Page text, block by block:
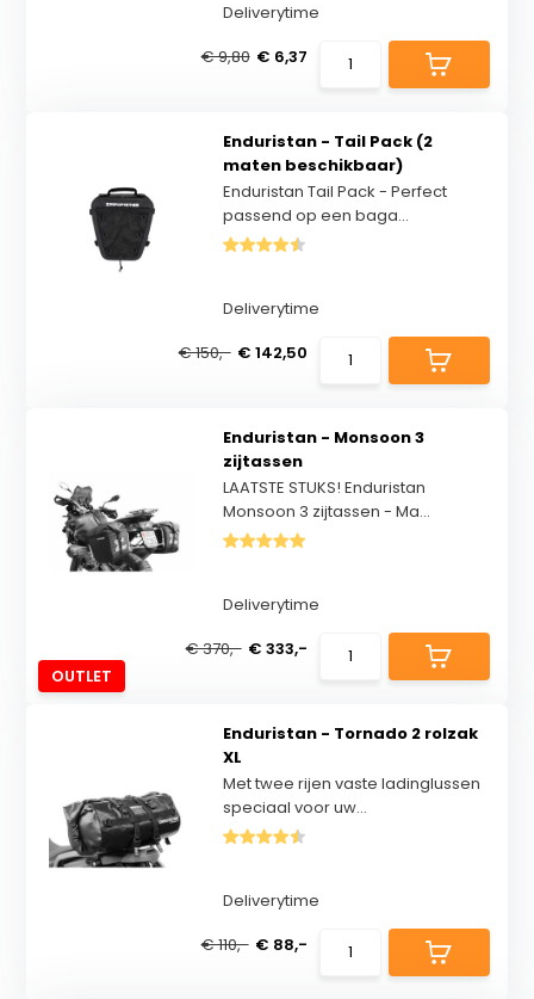
Deliverytime
€ 9,80 € 6,37
Enduristan - Tail Pack (2
maten beschikbaar)
Enduristan Tail Pack - Perfect
passend op een baga...
Deliverytime
€ 150,- € 142,50
OUTLET
Enduristan - Monsoon 3
zijtassen
LAATSTE STUKS! Enduristan
Monsoon 3 zijtassen - Ma...
Deliverytime
€ 370,- € 333,-
Enduristan - Tornado 2 rolzak
XL
Met twee rijen vaste ladinglussen
speciaal voor uw...
Deliverytime
€ 110,- € 88,-